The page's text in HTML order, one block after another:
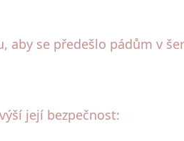
se předešlo pádům v
její bezpečnost: